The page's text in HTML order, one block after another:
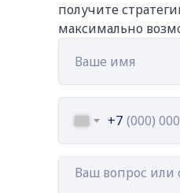
получите
максимально
+7